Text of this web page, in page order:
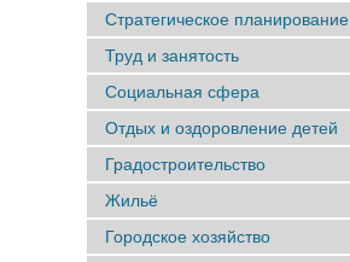
Стратегическое планирование
Труд и занятость
Социальная сфера
Отдых и оздоровление детей
Градостроительство
Жильё
Городское хозяйство